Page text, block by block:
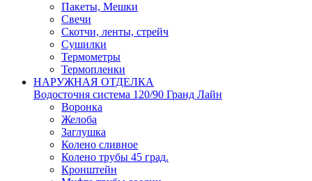
Пакеты, Мешки
Свечи
Скотчи, ленты, стрейч
Сушилки
Термометры
Термопленки
НАРУЖНАЯ ОТДЕЛКА
Водосточня система 120/90 Гранд Лайн
Воронка
Желоба
Заглушка
Колено сливное
Колено трубы 45 град.
Кронштейн